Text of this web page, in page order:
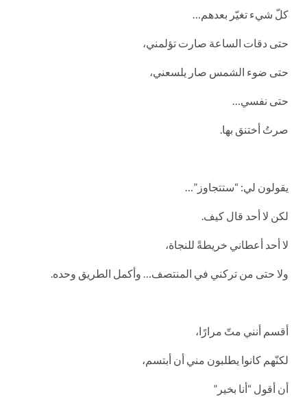
كلّ شيء تغيّر بعدهم…
حتى دقات الساعة صارت تؤلمني،
حتى ضوء الشمس صار يلسعني،
حتى نفسي…
صرتُ أختنق بها.
يقولون لي: “ستتجاوز”…
لكن لا أحد قال كيف.
لا أحد أعطاني خريطةً للنجاة،
ولا حتى من تركني في المنتصف… وأكمل الطريق وحده.
أقسم أنني متّ مرارًا،
لكنّهم كانوا يطلبون مني أن أبتسم،
أن أقول “أنا بخير”